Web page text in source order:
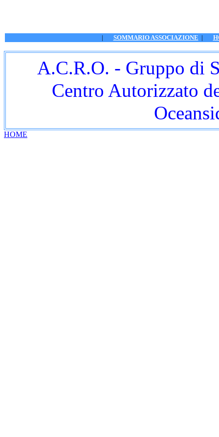
| SOMMARIO ASSOCIAZIONE |
A.C.R.O. - Gruppo di
Centro Autorizzato
HOME